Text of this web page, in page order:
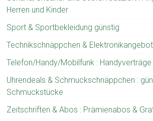
Herren und Kinder
Sport & Sportbekleidung günstig
Technikschnäppchen &
Telefon/Handy/Mobilfunk :
Uhrendeals & Schmuckschnäppchen :
Schmuckstücke
Zeitschriften & Abos : Prämienabos &